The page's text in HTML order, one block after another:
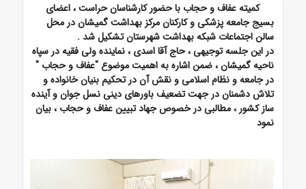
کمیته عفاف و حجاب با حضور کارشناسان حراست ، اعضای
بسیج جامعه پزشکی و کارکنان مرکز بهداشت گمیشان در محل
سالن اجتماعات شبکه بهداشت شهرستان تشکیل شد .
در این جلسه توجیهی ، حاج آقااسدی ، نماینده ولی فقیه در سپاه
ناحیه گمیشان ، ضمن اشاره به اهمیت موضوع "عفاف و حجاب "
در جامعه و نظام اسلامی و نقش آن در تحکیم بنیان خانواده و
تلاش دشمنان در جهت تضعیف باورهای دینی نسل جوان و آینده
ساز کشور ، مطالبی در خصوص جهاد تبیین عفاف و حجاب ، بیان
نمود